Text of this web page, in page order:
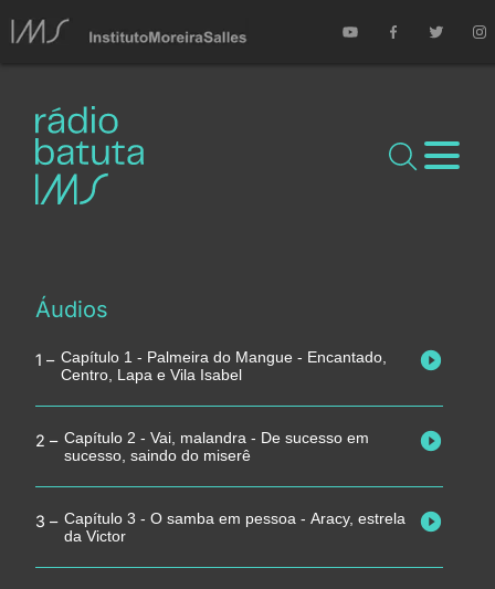
Áudios
Capítulo 1 - Palmeira do Mangue - Encantado,
Centro, Lapa e Vila Isabel
Capítulo 2 - Vai, malandra - De sucesso em
sucesso, saindo do miserê
Capítulo 3 - O samba em pessoa - Aracy, estrela
da Victor